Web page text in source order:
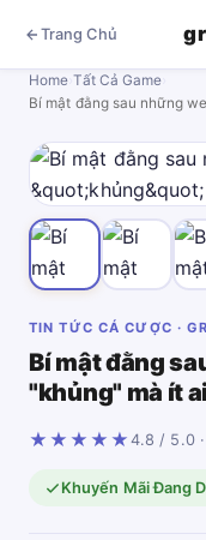
Trang Chủ
Home ›Tất Cả Game
Bí mật đằng sau những
TIN TỨC CÁ CƯỢC ·
Bí mật đằng
"khủng" mà ít
★★★★★ 4.8 / 5.0
Khuyến Mãi Đang